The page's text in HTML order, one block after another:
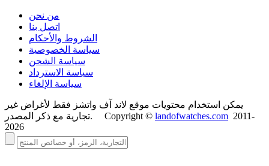
من نحن
اتصل بنا
الشروط والأحكام
سياسة الخصوصية
سياسة الشحن
سياسة الاسترداد
سياسة الإلغاء
يمكن استخدام محتويات موقع لاند آف واتشز فقط لأغراض غير
تجارية مع ذكر المصدر. Copyright © landofwatches.com 2011-
2026